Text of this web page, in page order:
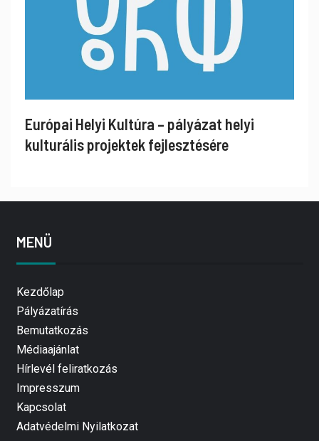
Európai Helyi Kultúra – pályázat helyi
kulturális projektek fejlesztésére
MENÜ
Kezdőlap
Pályázatírás
Bemutatkozás
Médiaajánlat
Hírlevél feliratkozás
Impresszum
Kapcsolat
Adatvédelmi Nyilatkozat